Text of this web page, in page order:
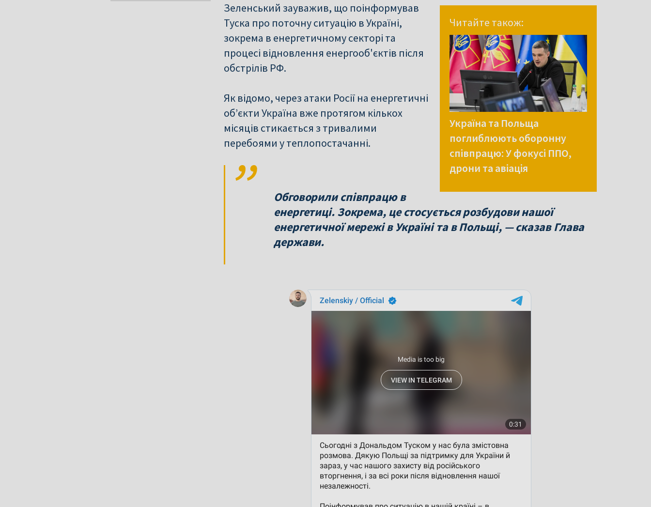
Читайте також:
Україна та Польща
поглиблюють оборонну
співпрацю: У фокусі ППО,
дрони та авіація
Зеленський зауважив, що поінформував
Туска про поточну ситуацію в Україні,
зокрема в енергетичному секторі та
процесі відновлення енергооб'єктів після
обстрілів РФ.
Як відомо, через атаки Росії на енергетичні
об’єкти Україна вже протягом кількох
місяців стикається з тривалими
перебоями у теплопостачанні.
Обговорили співпрацю в
енергетиці. Зокрема, це стосується розбудови нашої
енергетичної мережі в Україні та в Польщі, — сказав Глава
держави.